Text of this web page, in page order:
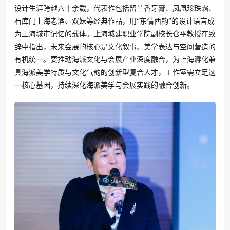
设计生涯跨越六十余载，代表作包括留兰香牙膏、凤凰珍珠霜、
石库门上海老酒、双妹等经典作品，用“东情西韵”的设计语言成
为上海城市记忆的载体。
上海城建职业学院副校长仓平教授在致
辞中指出，未来会展的核心是文化叙事、美学表达与空间营造的
有机统一。要推动海派文化与会展产业深度融合，为上海孵化兼
具海派美学特质与文化气韵的创新型复合人才，工作室需立足这
一核心基因，持续深化海派美学与会展实践的融合创新。